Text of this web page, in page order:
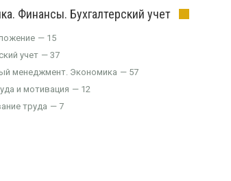
Финансы. Бухгалтерский учет
15
учет
37
менеджмент. Экономика
57
и мотивация
12
труда
7